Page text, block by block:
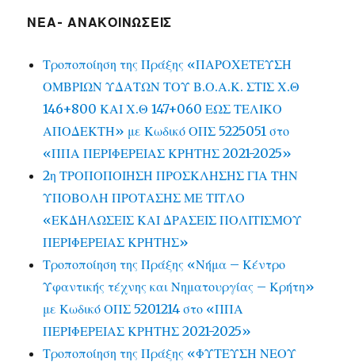
ΝΕΑ- ΑΝΑΚΟΙΝΩΣΕΙΣ
Τροποποίηση της Πράξης «ΠΑΡΟΧΕΤΕΥΣΗ
ΟΜΒΡΙΩΝ ΥΔΑΤΩΝ ΤΟΥ Β.Ο.Α.Κ. ΣΤΙΣ Χ.Θ
146+800 ΚΑΙ Χ.Θ 147+060 ΕΩΣ ΤΕΛΙΚΟ
ΑΠΟΔΕΚΤΗ» με Κωδικό ΟΠΣ 5225051 στο
«ΠΠΑ ΠΕΡΙΦΕΡΕΙΑΣ ΚΡΗΤΗΣ 2021-2025»
2η ΤΡΟΠΟΠΟΙΗΣΗ ΠΡΟΣΚΛΗΣΗΣ ΓΙΑ ΤΗΝ
ΥΠΟΒΟΛΗ ΠΡΟΤΑΣΗΣ ΜΕ ΤΙΤΛΟ
«ΕΚΔΗΛΩΣΕΙΣ ΚΑΙ ΔΡΑΣΕΙΣ ΠΟΛΙΤΙΣΜΟΥ
ΠΕΡΙΦΕΡΕΙΑΣ ΚΡΗΤΗΣ»
Τροποποίηση της Πράξης «Νήμα – Κέντρο
Υφαντικής τέχνης και Νηματουργίας – Κρήτη»
με Κωδικό ΟΠΣ 5201214 στο «ΠΠΑ
ΠΕΡΙΦΕΡΕΙΑΣ ΚΡΗΤΗΣ 2021-2025»
Τροποποίηση της Πράξης «ΦΥΤΕΥΣΗ ΝΕΟΥ